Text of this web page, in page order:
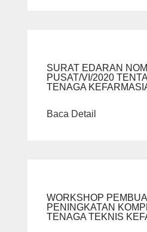
SURAT EDARAN
PUSAT/VI/2020
TENAGA
Baca Detail
WORKSHOP
PENINGKATAN
TENAGA TEKNIS